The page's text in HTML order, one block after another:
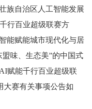
族自治区人工智能发展
行百业超级联赛方
能赋能城市现代化与居
盟味、生态美”的中国式
赋能千行百业超级联
大赛有关事项公告如